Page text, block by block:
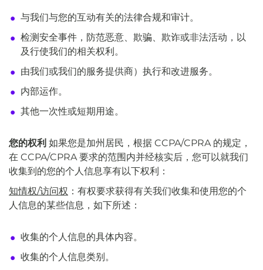
与我们与您的互动有关的法律合规和审计。
检测安全事件，防范恶意、欺骗、欺诈或非法活动，以
及行使我们的相关权利。
由我们或我们的服务提供商）执行和改进服务。
内部运作。
其他一次性或短期用途。
您的权利 如果您是加州居民，根据 CCPA/CPRA 的规定，
在 CCPA/CPRA 要求的范围内并经核实后，您可以就我们
收集到的您的个人信息享有以下权利：
知情权/访问权 ：有权要求获得有关我们收集和使用您的个
人信息的某些信息，如下所述：
收集的个人信息的具体内容。
收集的个人信息类别。